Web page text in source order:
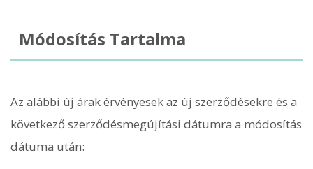
Módosítás Tartalma
Az alábbi új árak érvényesek az új szerződésekre és a
következő szerződésmegújítási dátumra a módosítás
dátuma után: